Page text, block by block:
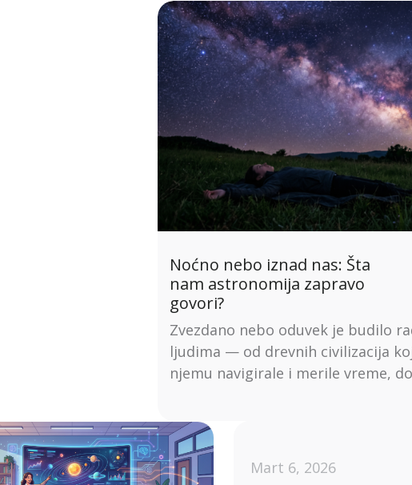
Noćno nebo iznad nas: Šta
nam astronomija zapravo
govori?
Zvezdano nebo oduvek je budilo
ljudima — od drevnih civilizacija
njemu navigirale i merile vreme,
Mart 6, 2026